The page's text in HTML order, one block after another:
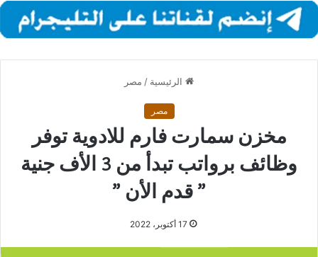
الرئيسية / مصر
مصر
مخزن سمارت فارم للادوية توفر
وظائف برواتب تبدأ من 3 الأف جنية
” قدم الأن ”
17 أكتوبر، 2022